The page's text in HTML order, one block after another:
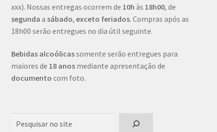
xxx). Nossas entregas ocorrem de 10h às 18h00, de
segunda a sábado, exceto feriados. Compras após as
18h00 serão entregues no dia útil seguinte.
Bebidas alcoólicassomente serão entregues para
maiores de 18 anosmediante apresentação de
documento com foto.